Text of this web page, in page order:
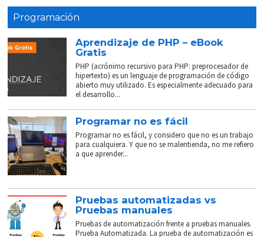
Programación
Aprendizaje de PHP – eBook
Gratis
PHP (acrónimo recursivo para PHP: preprocesador de
hipertexto) es un lenguaje de programación de código
abierto muy utilizado. Es especialmente adecuado para
el desarrollo...
Programar no es fácil
Programar no es fácil, y considero que no es un trabajo
para cualquiera. Y que no se malentienda, no me refiero
a que aprender...
Pruebas automatizadas vs
Pruebas manuales
Pruebas de automatización frente a pruebas manuales.
Prueba Automatizada. La prueba de automatización es